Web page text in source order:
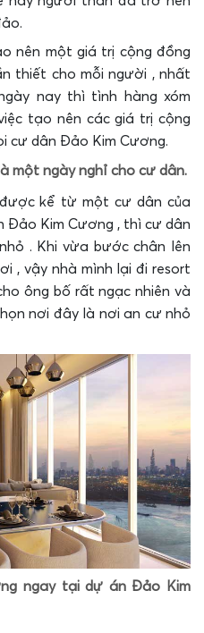
nên một giá trị cộng đồng
thiết cho mỗi người , nhất
nay thì tình hàng xóm
tạo nên các giá trị cộng
cư dân Đảo Kim Cương.
một ngày nghỉ cho cư dân.
kể từ một cư dân của
Đảo Kim Cương , thì cư dân
. Khi vừa bước chân lên
, vậy nhà mình lại đi resort
ông bố rất ngạc nhiên và
nơi đây là nơi an cư nhỏ
ngay tại dự án Đảo Kim